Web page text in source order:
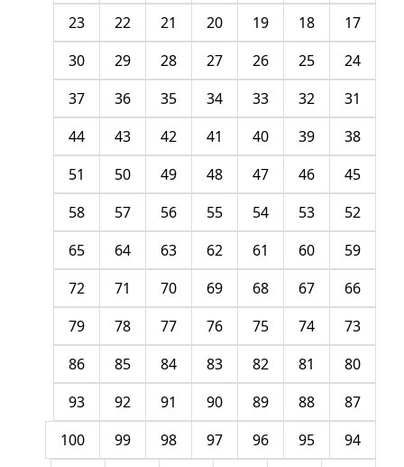
17
18
19
20
21
22
23
24
25
26
27
28
29
30
31
32
33
34
35
36
37
38
39
40
41
42
43
44
45
46
47
48
49
50
51
52
53
54
55
56
57
58
59
60
61
62
63
64
65
66
67
68
69
70
71
72
73
74
75
76
77
78
79
80
81
82
83
84
85
86
87
88
89
90
91
92
93
94
95
96
97
98
99
100